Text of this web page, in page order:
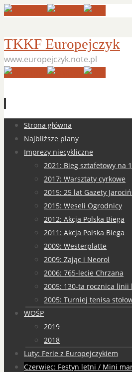
TKKF Europejczyk
www.europejczyk.note.pl
Przejdź
treści
Strona główna
Najbliższe plany
Imprezy niecykliczne
2021: Bieg sztafetowy na
2017: Warsztaty cyrkowe
2015: 25 lat Gazety
2015: Weseli Ogrodnicy
2012: Akcja Polska Biega
2011: Akcja Polska Biega
2009: Westerplatte
2009: Zając i Neorol
2006: 765-lecie Chrzana
2005: 130-ta rocznica linii
2005: Turniej tenisa
WOŚP
2019
2018
Luty: Ferie z Europejczykiem
Czerwiec: Festyn letni / Mini